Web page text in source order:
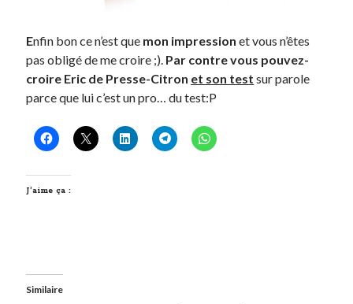
Enfin bon ce n’est que mon impressionet vous n’êtes
pas obligé de me croire ;). Par contre vous pouvez-
croire Eric de Presse-Citron et son test sur parole
parce que lui c’est un pro… du test:P
J’aime ça :
Similaire